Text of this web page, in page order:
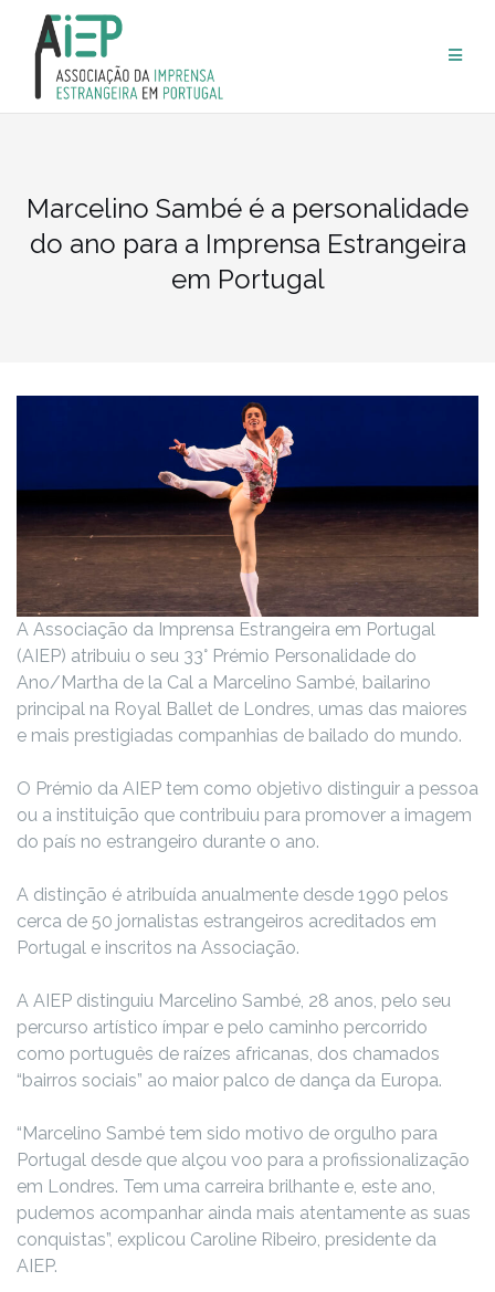
Marcelino Sambé é a personalidade
do ano para a Imprensa Estrangeira
em Portugal
A Associação da Imprensa Estrangeira em Portugal
(AIEP) atribuiu o seu 33° Prémio Personalidade do
Ano/Martha de la Cal a Marcelino Sambé, bailarino
principal na Royal Ballet de Londres, umas das maiores
e mais prestigiadas companhias de bailado do mundo.
O Prémio da AIEP tem como objetivo distinguir a pessoa
ou a instituição que contribuiu para promover a imagem
do país no estrangeiro durante o ano.
A distinção é atribuída anualmente desde 1990 pelos
cerca de 50 jornalistas estrangeiros acreditados em
Portugal e inscritos na Associação.
A AIEP distinguiu Marcelino Sambé, 28 anos, pelo seu
percurso artístico ímpar e pelo caminho percorrido
como português de raízes africanas, dos chamados
“bairros sociais” ao maior palco de dança da Europa.
“Marcelino Sambé tem sido motivo de orgulho para
Portugal desde que alçou voo para a profissionalização
em Londres. Tem uma carreira brilhante e, este ano,
pudemos acompanhar ainda mais atentamente as suas
conquistas”, explicou Caroline Ribeiro, presidente da
AIEP.